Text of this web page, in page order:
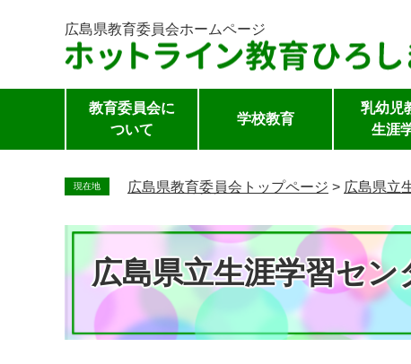
広島県教育委員会ホームページ
教育委員会に
ついて
学校教育
乳幼児
生涯
現在地 広島県教育委員会トップページ > 広島県立
広島県立生涯学習セン